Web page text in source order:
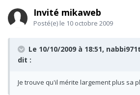
Invité mikaweb
Posté(e) le 10 octobre 2009
Le 10/10/2009 à 18:51,
dit :
Je trouve qu'il mérite largement plus sa